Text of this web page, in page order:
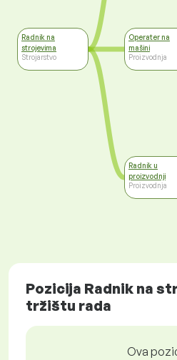
Radnik na
strojevima
Strojarstvo
Operater na
mašini
Proizvodnja
Radnik u
proizvodnji
Proizvodnja
Pozicija Radnik na
tržištu rada
Ova